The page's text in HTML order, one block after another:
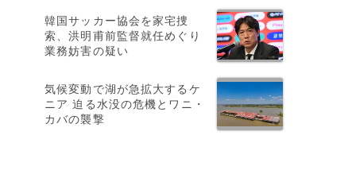
韓国サッカー協会を家宅捜
索、洪明甫前監督就任めぐり
業務妨害の疑い
気候変動で湖が急拡大するケ
ニア 迫る水没の危機とワニ・
カバの襲撃